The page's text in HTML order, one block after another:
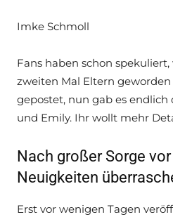
Imke Schmoll
Fans haben schon
zweiten Mal Eltern
gepostet, nun gab es endlich
und Emily. Ihr wollt mehr
Nach großer Sorge
Neuigkeiten
Erst vor wenigen Tagen